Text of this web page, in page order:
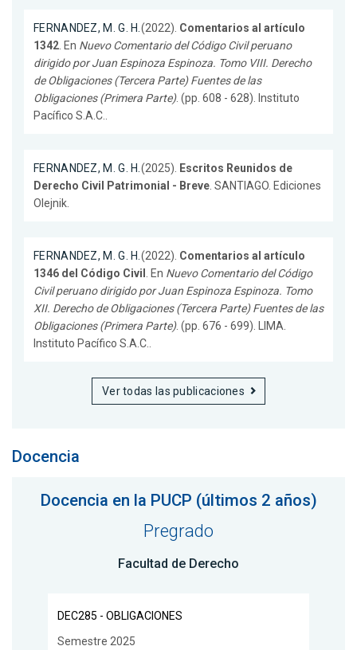
FERNANDEZ, M. G. H. (2022). Comentarios al artículo
1342 . En Nuevo Comentario del Código Civil peruano
dirigido por Juan Espinoza Espinoza. Tomo VIII. Derecho
de Obligaciones (Tercera Parte) Fuentes de las
Obligaciones (Primera Parte). (pp. 608 - 628). Instituto
Pacífico S.A.C..
FERNANDEZ, M. G. H. (2025).
Escritos Reunidos de
Derecho Civil Patrimonial - Breve . SANTIAGO. Ediciones
Olejnik.
FERNANDEZ, M. G. H. (2022). Comentarios al artículo
1346 del Código Civil
. En Nuevo Comentario del Código
Civil peruano dirigido por Juan Espinoza Espinoza. Tomo
XII. Derecho de Obligaciones (Tercera Parte) Fuentes de las
Obligaciones (Primera Parte). (pp. 676 - 699). LIMA.
Instituto Pacífico S.A.C..
Ver todas las publicaciones
Docencia
Docencia en la PUCP (últimos 2 años)
Pregrado
Facultad de Derecho
DEC285 - OBLIGACIONES
Semestre 2025